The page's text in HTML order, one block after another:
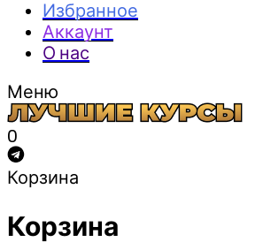
Избранное
Аккаунт
О нас
Меню
0
Корзина
Корзина